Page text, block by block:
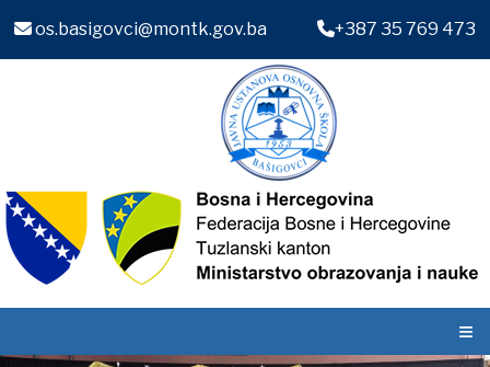
os.basigovci@montk.gov.ba +387 35 769 473
≡